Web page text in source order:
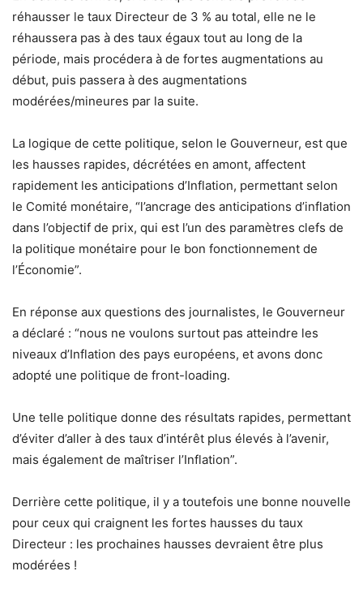
réhausser le taux Directeur de 3 % au total, elle ne le
réhaussera pas à des taux égaux tout au long de la
période, mais procédera à de fortes augmentations au
début, puis passera à des augmentations
modérées/mineures par la suite.
La logique de cette politique, selon le Gouverneur, est que
les hausses rapides, décrétées en amont, affectent
rapidement les anticipations d’Inflation, permettant selon
le Comité monétaire, “l’ancrage des anticipations d’inflation
dans l’objectif de prix, qui est l’un des paramètres clefs de
la politique monétaire pour le bon fonctionnement de
l’Économie”.
En réponse aux questions des journalistes, le Gouverneur
a déclaré : “nous ne voulons surtout pas atteindre les
niveaux d’Inflation des pays européens, et avons donc
adopté une politique de front-loading.
Une telle politique donne des résultats rapides, permettant
d’éviter d’aller à des taux d’intérêt plus élevés à l’avenir,
mais également de maîtriser l’Inflation”.
Derrière cette politique, il y a toutefois une bonne nouvelle
pour ceux qui craignent les fortes hausses du taux
Directeur : les prochaines hausses devraient être plus
modérées !